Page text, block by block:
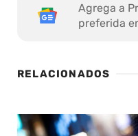
Agrega a
preferida
RELACIONADOS